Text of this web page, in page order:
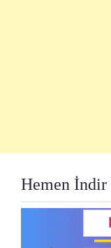
Hemen İndir